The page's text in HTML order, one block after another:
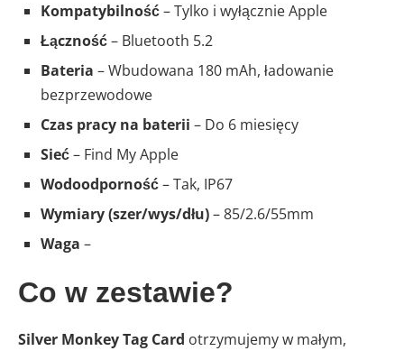
Kompatybilność– Tylko i wyłącznie Apple
Łączność– Bluetooth 5.2
Bateria – Wbudowana 180 mAh, ładowanie
bezprzewodowe
Czas pracy na baterii – Do 6 miesięcy
Sieć– Find My Apple
Wodoodporność– Tak, IP67
Wymiary (szer/wys/dłu)– 85/2.6/55mm
Waga –
Co w zestawie?
Silver Monkey Tag Card otrzymujemy w małym,